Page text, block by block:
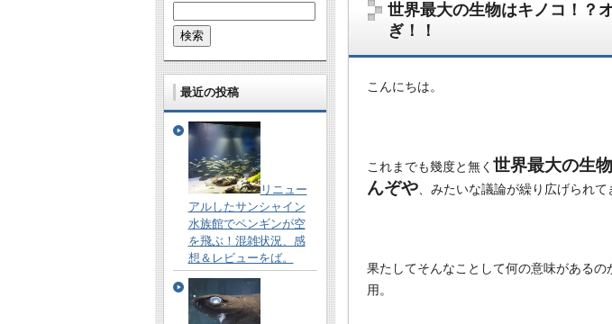
世界最大の生物はキノコ！？
ぎ！！
こんにちは。
これまでも幾度と無く 世界最大の生
んぞや、みたいな議論が繰り広げられて
果たしてそんなことして何の意味がある
用。
索:
最近の投稿
リニュー
アルしたサンシャイン
水族館でペンギンが空
を飛ぶ！混雑状況、感
想＆レビューをば。
哺乳類、爬虫類、鳥、虫、UMA…。なんでもござれ！なちょっと怪しい
あとたまに雑学的なネタも。